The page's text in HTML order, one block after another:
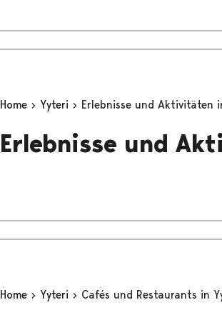
Home Yyteri Erlebnisse und Aktivitäten
Erlebnisse und
Home Yyteri Cafés und Restaurants in